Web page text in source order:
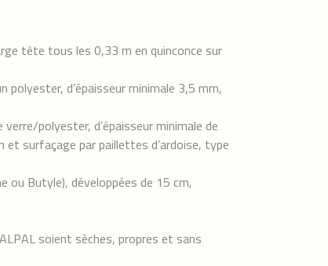
tête tous les 0,33 m en quinconce sur
polyester, d’épaisseur minimale 3,5 mm,
polyester, d’épaisseur minimale de
et surfaçage par paillettes d’ardoise, type
ou Butyle), développées de 15 cm,
soient sèches, propres et sans